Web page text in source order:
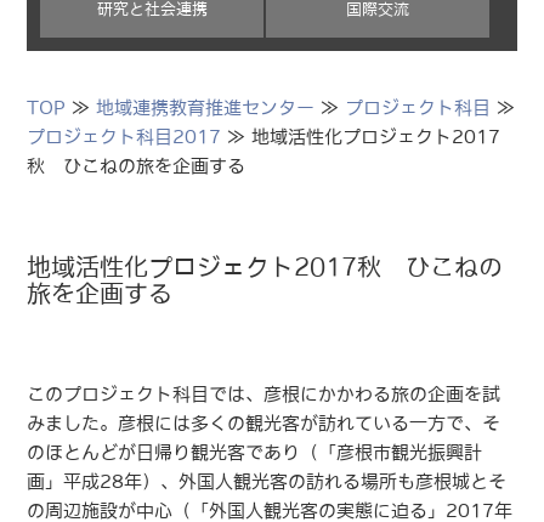
研究と社会連携 国際交流
TOP ≫地域連携教育推進センター ≫ プロジェクト科目 ≫
プロジェクト科目2017 ≫ 地域活性化プロジェクト2017
秋 ひこねの旅を企画する
地域活性化プロジェクト2017秋 ひこねの
旅を企画する
このプロジェクト科目では、彦根にかかわる旅の企画を試
みました。彦根には多くの観光客が訪れている一方で、そ
のほとんどが日帰り観光客であり（「彦根市観光振興計
画」平成28年）、外国人観光客の訪れる場所も彦根城とそ
の周辺施設が中心（「外国人観光客の実態に迫る」2017年